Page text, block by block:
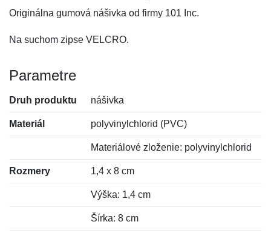
Originálna gumová nášivka od firmy 101 Inc.
Na suchom zipse VELCRO.
Parametre
Druh produktu nášivka
Materiál polyvinylchlorid (PVC)
Materiálové zloženie: polyvinylchlorid
Rozmery 1,4 x 8 cm
Výška: 1,4 cm
Šírka: 8 cm